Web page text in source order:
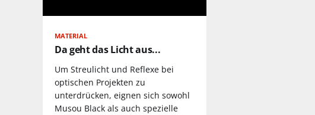
MATERIAL
Da geht das Licht aus...
Um Streulicht und Reflexe bei
optischen Projekten zu
unterdrücken, eignen sich sowohl
Musou Black als auch spezielle